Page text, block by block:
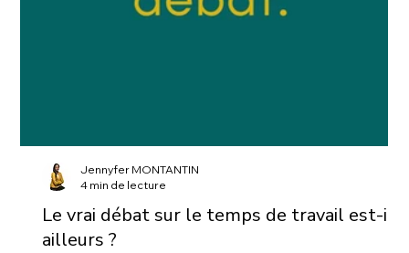
Le vrai débat sur le temps de travail est-il
ailleurs ?
Jennyfer MONTANTIN
4 min de lecture